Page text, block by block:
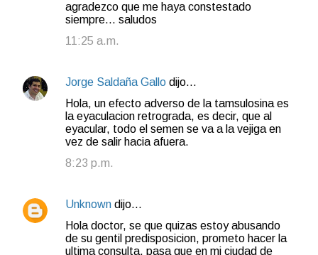
agradezco que me haya constestado
siempre... saludos
11:25 a.m.
Jorge Saldaña Gallo dijo…
Hola, un efecto adverso de la tamsulosina es
la eyaculacion retrograda, es decir, que al
eyacular, todo el semen se va a la vejiga en
vez de salir hacia afuera.
8:23 p.m.
Unknown dijo…
Hola doctor, se que quizas estoy abusando
de su gentil predisposicion, prometo hacer la
ultima consulta, pasa que en mi ciudad de